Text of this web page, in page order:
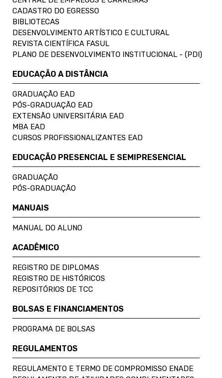
CADASTRO DO EGRESSO
BIBLIOTECAS
DESENVOLVIMENTO ARTÍSTICO E CULTURAL
REVISTA CIENTÍFICA FASUL
PLANO DE DESENVOLVIMENTO INSTITUCIONAL - (PDI)
EDUCAÇÃO A DISTÂNCIA
GRADUAÇÃO EAD
PÓS-GRADUAÇÃO EAD
EXTENSÃO UNIVERSITÁRIA EAD
MBA EAD
CURSOS PROFISSIONALIZANTES EAD
EDUCAÇÃO PRESENCIAL E SEMIPRESENCIAL
GRADUAÇÃO
PÓS-GRADUAÇÃO
MANUAIS
MANUAL DO ALUNO
ACADÊMICO
REGISTRO DE DIPLOMAS
REGISTRO DE HISTÓRICOS
REPOSITÓRIOS DE TCC
BOLSAS E FINANCIAMENTOS
PROGRAMA DE BOLSAS
REGULAMENTOS
REGULAMENTO E TERMO DE COMPROMISSO ENADE